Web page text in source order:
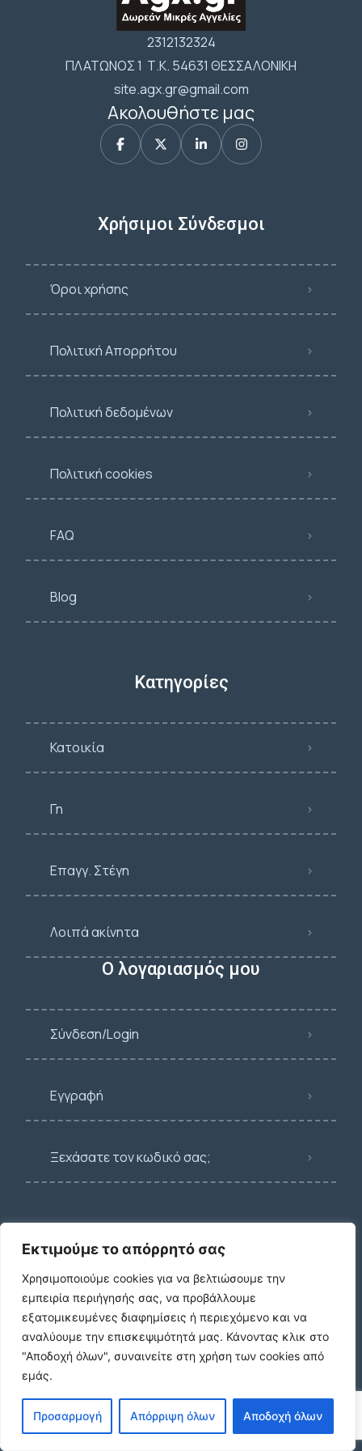
Εκτιμούμε το απόρρητό σας
Χρησιμοποιούμε cookies για να βελτιώσουμε την
εμπειρία περιήγησής σας, να προβάλλουμε
εξατομικευμένες διαφημίσεις ή περιεχόμενο και να
αναλύουμε την επισκεψιμότητά μας. Κάνοντας κλικ στο
"Αποδοχή όλων", συναινείτε στη χρήση των cookies από
εμάς.
Προσαρμογή Απόρριψη όλων Αποδοχή όλων
2312132324
ΠΛΑΤΩΝΟΣ 1 Τ.Κ. 54631 ΘΕΣΣΑΛΟΝΙΚΗ
site.agx.gr@gmail.com
Ακολουθήστε μας
Χρήσιμοι Σύνδεσμοι
Όροι χρήσης
Πολιτική Απορρήτου
Πολιτική δεδομένων
Πολιτική cookies
FAQ
Blog
Κατηγορίες
Κατοικία
Γη
Επαγγ. Στέγη
Λοιπά ακίνητα
Ο λογαριασμός μου
Σύνδεση/Login
Εγγραφή
Ξεχάσατε τον κωδικό σας;
Νεότερες καταχωρίσεις
ΕΝΟΙΚΙΑΣΗ ΔΙΑΜΕΡΙΣΜΑΤΟΣ ΧΑΡΙΛΑΟΥ
ΘΕΣΣΑΛΟΝΙΚΗ
€600 /μήνα
Ήσυχη Μονοκατοικία στο Γυμνό Ευβοίας |